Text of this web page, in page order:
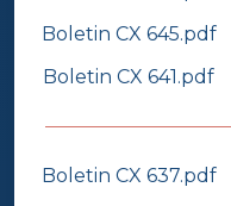
Boletin CX 645.pdf
Boletin CX 641.pdf
Boletin CX 637.pdf